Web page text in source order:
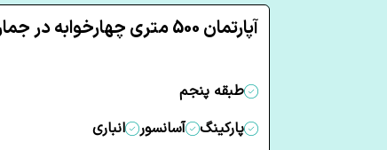
آپارتمان 500 متری چهارخوابه در جماران تهران
طبقه پنجم
پارکینگ
آسانسور
انباری